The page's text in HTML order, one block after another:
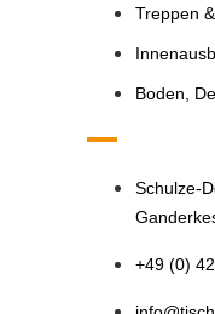
Treppen
Boden,
Schulze-
+49 (0)